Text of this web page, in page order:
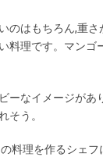
のはもちろん,重
料理です。マンゴ
ーなイメージがあ
そう。
料理を作るシェフ